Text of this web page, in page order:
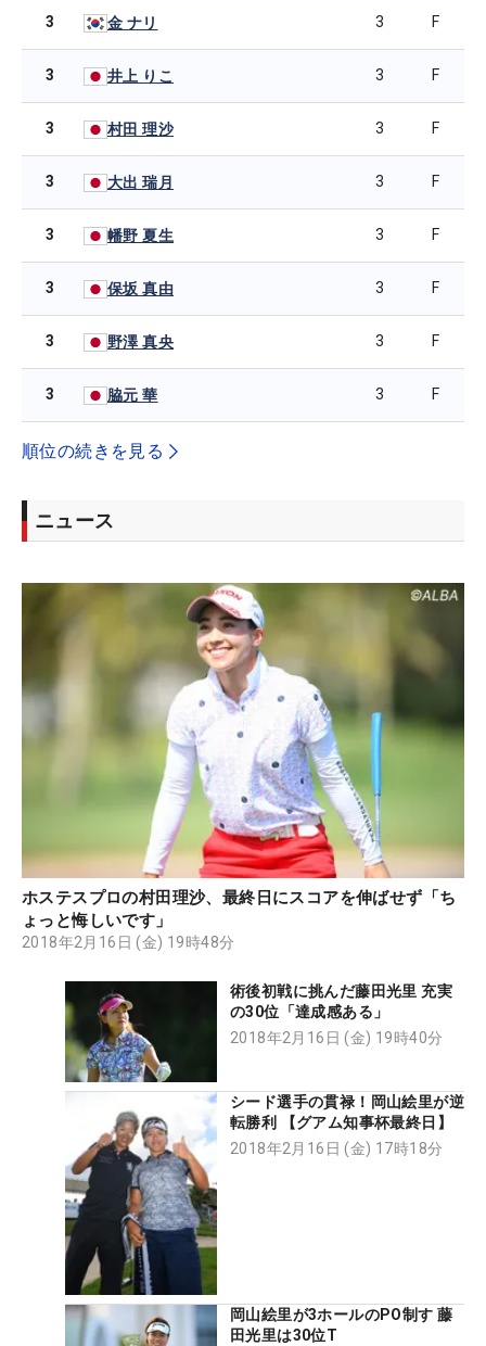
3 金 ナリ 3 F
3 井上 りこ 3 F
3 村田 理沙 3 F
3 大出 瑞月 3 F
3 幡野 夏生 3 F
3 保坂 真由 3 F
3 野澤 真央 3 F
3 脇元 華 3 F
順位の続きを見る
ニュース
ホステスプロの村田理沙、最終日にスコアを伸ばせず「ち
ょっと悔しいです」
2018年2月16日 (金) 19時48分
術後初戦に挑んだ藤田光里 充実
の30位「達成感ある」
2018年2月16日 (金) 19時40分
シード選手の貫禄！岡山絵里が逆
転勝利 【グアム知事杯最終日】
2018年2月16日 (金) 17時18分
岡山絵里が3ホールのPO制す 藤
田光里は30位T